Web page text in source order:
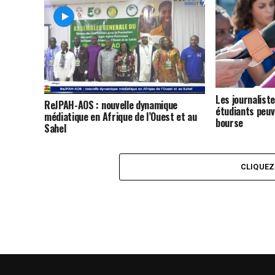
ReJPAH-AOS : nouvelle dynamique
médiatique en Afrique de l’Ouest et au
Sahel
Les
étudiants
bourse